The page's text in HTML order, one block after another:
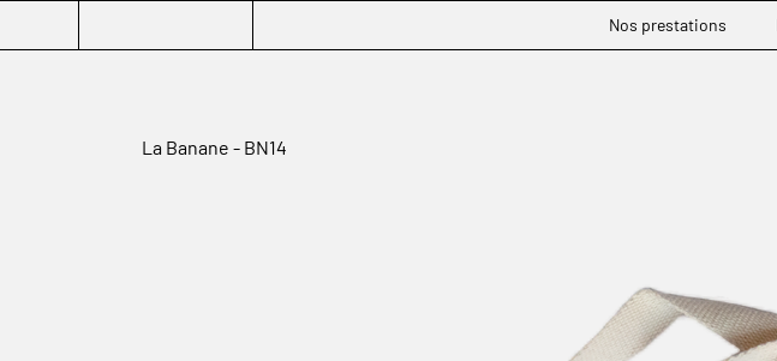
Nos prestations
La Banane - BN14